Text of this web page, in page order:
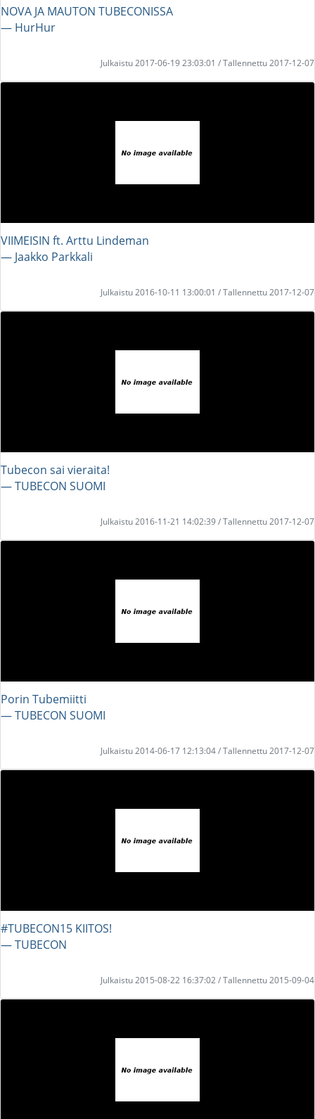
NOVA JA MAUTON TUBECONISSA
― HurHur
Julkaistu 2017-06-19 23:03:01 / Tallennettu 2017-12-07
VIIMEISIN ft. Arttu Lindeman
― Jaakko Parkkali
Julkaistu 2016-10-11 13:00:01 / Tallennettu 2017-12-07
Tubecon sai vieraita!
― TUBECON SUOMI
Julkaistu 2016-11-21 14:02:39 / Tallennettu 2017-12-07
Porin Tubemiitti
― TUBECON SUOMI
Julkaistu 2014-06-17 12:13:04 / Tallennettu 2017-12-07
#TUBECON15 KIITOS!
― TUBECON
Julkaistu 2015-08-22 16:37:02 / Tallennettu 2015-09-04